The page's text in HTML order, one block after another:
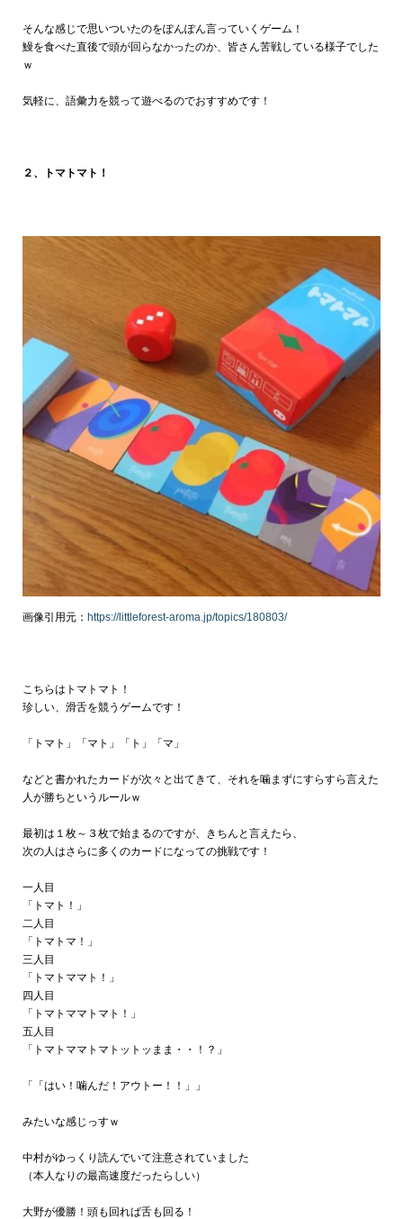
そんな感じで思いついたのをぽんぽん言っていくゲーム！
鰻を食べた直後で頭が回らなかったのか、皆さん苦戦している様子でした
ｗ
気軽に、語彙力を競って遊べるのでおすすめです！
２、トマトマト！
画像引用元： https://littleforest-aroma.jp/topics/180803/
こちらはトマトマト！
珍しい、滑舌を競うゲームです！
「トマト」「マト」「ト」「マ」
などと書かれたカードが次々と出てきて、それを噛まずにすらすら言えた
人が勝ちというルールｗ
最初は１枚～３枚で始まるのですが、きちんと言えたら、
次の人はさらに多くのカードになっての挑戦です！
一人目
「トマト！」
二人目
「トマトマ！」
三人目
「トマトママト！」
四人目
「トマトママトマト！」
五人目
「トマトママトマトットッまま・・！？」
「「はい！噛んだ！アウトー！！」」
みたいな感じっすｗ
中村がゆっくり読んでいて注意されていました
（本人なりの最高速度だったらしい）
大野が優勝！頭も回れば舌も回る！